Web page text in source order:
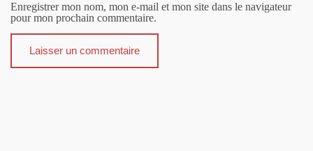
Enregistrer mon nom, mon e-mail et mon site dans le navigateur
pour mon prochain commentaire.